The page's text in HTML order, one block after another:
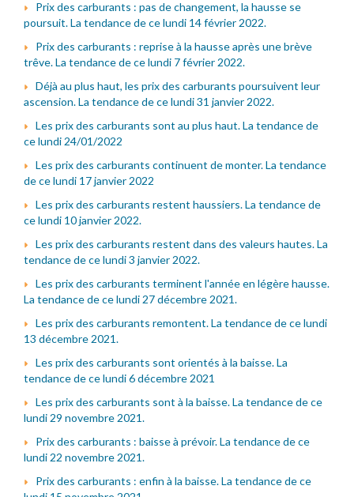
Prix des carburants : pas de changement, la hausse se
poursuit. La tendance de ce lundi 14 février 2022.
Prix des carburants : reprise à la hausse après une brève
trêve. La tendance de ce lundi 7 février 2022.
Déjà au plus haut, les prix des carburants poursuivent leur
ascension. La tendance de ce lundi 31 janvier 2022.
Les prix des carburants sont au plus haut. La tendance de
ce lundi 24/01/2022
Les prix des carburants continuent de monter. La tendance
de ce lundi 17 janvier 2022
Les prix des carburants restent haussiers. La tendance de
ce lundi 10 janvier 2022.
Les prix des carburants restent dans des valeurs hautes. La
tendance de ce lundi 3 janvier 2022.
Les prix des carburants terminent l'année en légère hausse.
La tendance de ce lundi 27 décembre 2021.
Les prix des carburants remontent. La tendance de ce lundi
13 décembre 2021.
Les prix des carburants sont orientés à la baisse. La
tendance de ce lundi 6 décembre 2021
Les prix des carburants sont à la baisse. La tendance de ce
lundi 29 novembre 2021.
Prix des carburants : baisse à prévoir. La tendance de ce
lundi 22 novembre 2021.
Prix des carburants : enfin à la baisse. La tendance de ce